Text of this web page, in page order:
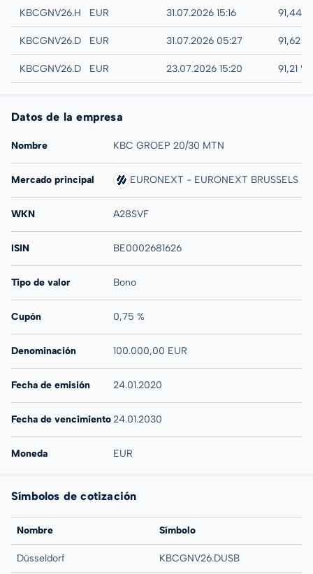
Hamburg
KBCGNV26.HAMB
EUR 31.07.2026 15:16 91,44 %
Quotrix
KBCGNV26.DUSDEUR 31.07.2026 05:27 91,62 %
Düsseldorf
KBCGNV26.DUSBEUR 23.07.2026 15:20 91,21 %
Datos de la empresa
Nombre KBC GROEP 20/30 MTN
Mercado principal EURONEXT - EURONEXT BRUSSELS
WKN A28SVF
ISIN BE0002681626
Tipo de valor Bono
Cupón 0,75 %
Denominación 100.000,00 EUR
Fecha de emisión 24.01.2020
Fecha de vencimiento24.01.2030
Moneda EUR
Símbolos de cotización
Nombre Símbolo
Düsseldorf KBCGNV26.DUSB